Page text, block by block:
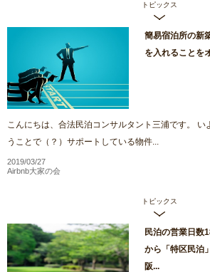
トピックス
簡易宿泊所の新
を入れることを
こんにちは、合法民泊コンサルタント三浦です。 い
うことで（？）サポートしている物件...
2019/03/27
Airbnb大家の会
トピックス
民泊の営業日数
から「特区民泊
阪...